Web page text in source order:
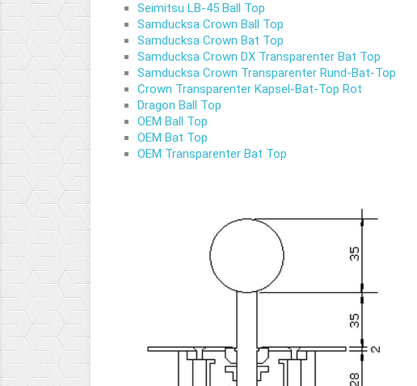
Seimitsu LB-45 Ball Top
Samducksa Crown Ball Top
Samducksa Crown Bat Top
Samducksa Crown DX Transparenter Bat Top
Samducksa Crown Transparenter Rund-Bat-Top
Crown Transparenter Kapsel-Bat-Top Rot
Dragon Ball Top
OEM Ball Top
OEM Bat Top
OEM Transparenter Bat Top